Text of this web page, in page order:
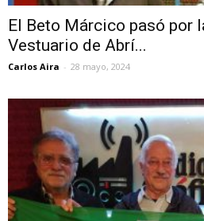
El Beto Márcico pasó por
Vestuario de Abrí...
Carlos Aira - 28 mayo, 2024